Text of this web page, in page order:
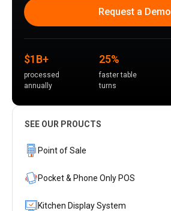
Request a Demo
$1B+
processed
annually
25%
faster table
turns
SEE OUR PROUCTS
Point of Sale
Pocket & Phone Only POS
Kitchen Display System